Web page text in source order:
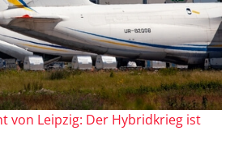
von Leipzig: Der Hybridkrieg ist